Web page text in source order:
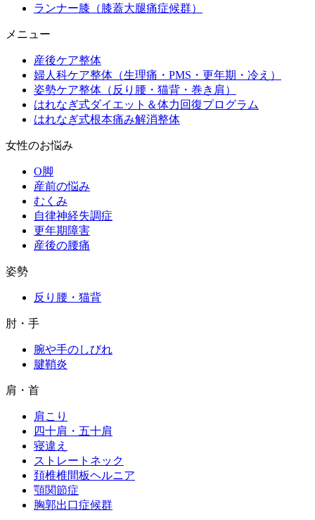
ランナー膝（膝蓋大腿痛症候群）
メニュー
産後ケア整体
婦人科ケア整体（生理痛・PMS・更年期・冷え）
姿勢ケア整体（反り腰・猫背・巻き肩）
はれなぎ式ダイエット＆体力回復プログラム
はれなぎ式根本痛み解消整体
女性のお悩み
O脚
産前の悩み
むくみ
自律神経失調症
更年期障害
産後の腰痛
姿勢
反り腰・猫背
肘・手
腕や手のしびれ
腱鞘炎
肩・首
肩こり
四十肩・五十肩
寝違え
ストレートネック
頚椎椎間板ヘルニア
顎関節症
胸郭出口症候群